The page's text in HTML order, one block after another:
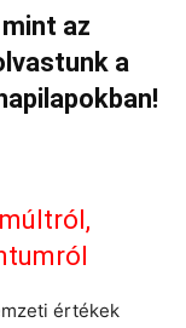
az
a
értékek